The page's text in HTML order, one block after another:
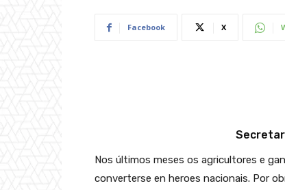
Facebook X
Nos últimos meses os agricultores e
converterse en heroes nacionais. Por